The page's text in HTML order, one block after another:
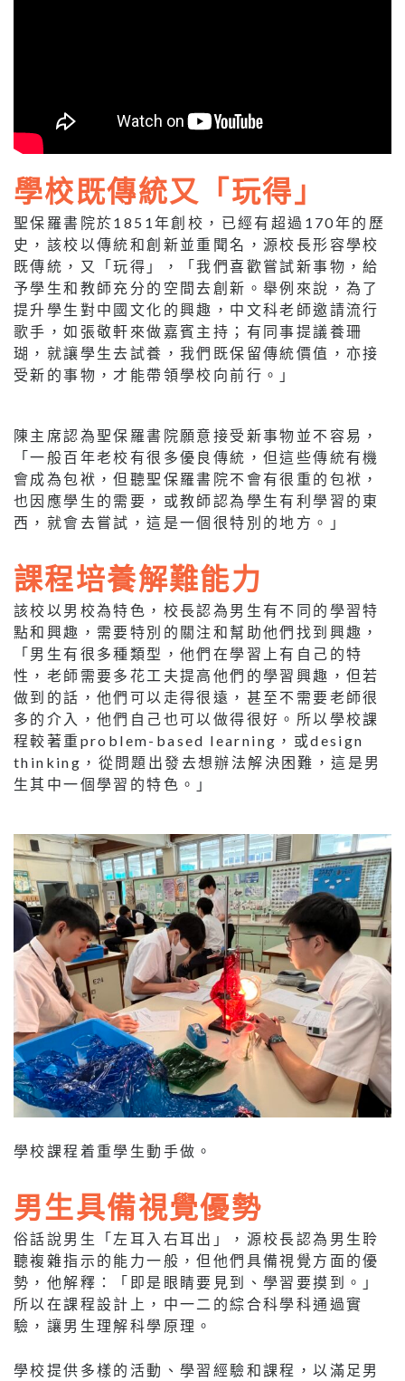
學校既傳統又「玩得」
聖保羅書院於1851年創校，已經有超過170年的歷
史，該校以傳統和創新並重聞名，源校長形容學校
既傳統，又「玩得」，「我們喜歡嘗試新事物，給
予學生和教師充分的空間去創新。舉例來說，為了
提升學生對中國文化的興趣，中文科老師邀請流行
歌手，如張敬軒來做嘉賓主持；有同事提議養珊
瑚，就讓學生去試養，我們既保留傳統價值，亦接
受新的事物，才能帶領學校向前行。」
陳主席認為聖保羅書院願意接受新事物並不容易，
「一般百年老校有很多優良傳統，但這些傳統有機
會成為包袱，但聽聖保羅書院不會有很重的包袱，
也因應學生的需要，或教師認為學生有利學習的東
西，就會去嘗試，這是一個很特別的地方。」
課程培養解難能力
該校以男校為特色，校長認為男生有不同的學習特
點和興趣，需要特別的關注和幫助他們找到興趣，
「男生有很多種類型，他們在學習上有自己的特
性，老師需要多花工夫提高他們的學習興趣，但若
做到的話，他們可以走得很遠，甚至不需要老師很
多的介入，他們自己也可以做得很好。所以學校課
程較著重problem-based learning，或design
thinking，從問題出發去想辦法解決困難，這是男
生其中一個學習的特色。」
學校課程着重學生動手做。
男生具備視覺優勢
俗話說男生「左耳入右耳出」，源校長認為男生聆
聽複雜指示的能力一般，但他們具備視覺方面的優
勢，他解釋：「即是眼睛要見到、學習要摸到。」
所以在課程設計上，中一二的綜合科學科通過實
驗，讓男生理解科學原理。
學校提供多樣的活動、學習經驗和課程，以滿足男